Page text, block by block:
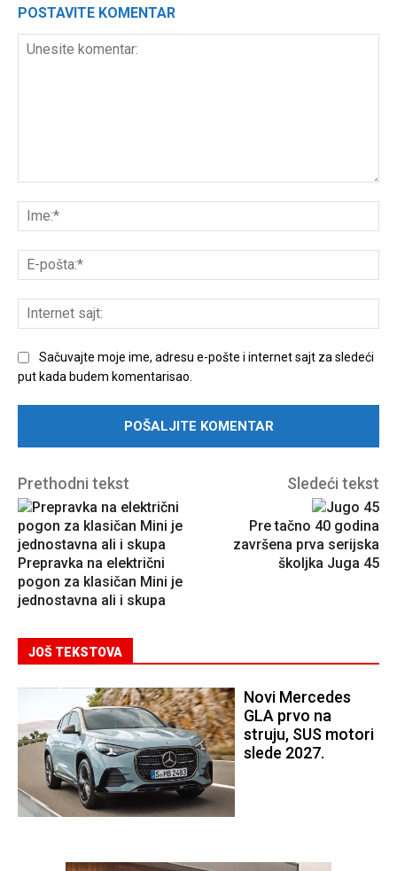
POSTAVITE KOMENTAR
komentar:
Sačuvajte moje ime, adresu e-pošte i internet sajt za sledeći
put kada budem komentarisao.
Prethodni tekst
Prepravka na električni
pogon za klasičan Mini je
jednostavna ali i skupa
Sledeći tekst
Pre tačno 40 godina
završena prva serijska
školjka Juga 45
JOŠ TEKSTOVA
Novi Mercedes
GLA prvo na
struju, SUS motori
slede 2027.